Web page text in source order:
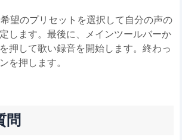
望のプリセットを選択して自分の声の
します。最後に、メインツールバーか
押して歌い録音を開始します。終わっ
を押します。
問